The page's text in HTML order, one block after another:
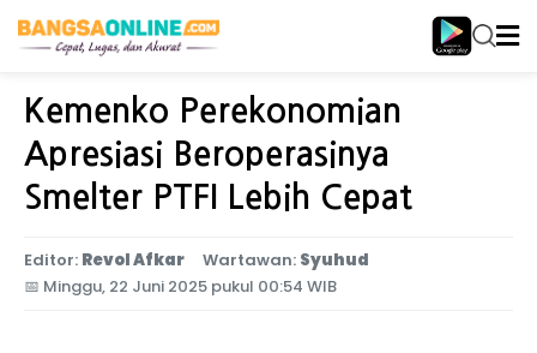
Home Jawa Timur
Kemenko Perekonomian
Apresiasi Beroperasinya
Smelter PTFI Lebih Cepat
Editor: Revol Afkar Wartawan: Syuhud
📅 Minggu, 22 Juni 2025 pukul 00:54 WIB